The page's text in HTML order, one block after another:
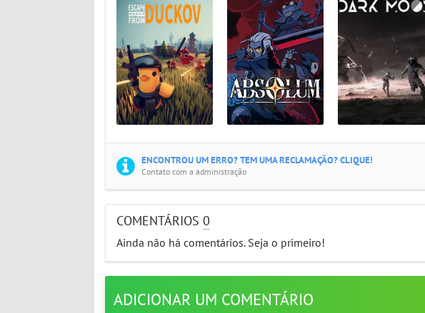
ENCONTROU UM ERRO? TEM UMA RECLAMAÇÃO? CLIQUE!
Contato com a administração
COMENTÁRIOS 0
Ainda não há comentários. Seja o primeiro!
ADICIONAR UM COMENTÁRIO